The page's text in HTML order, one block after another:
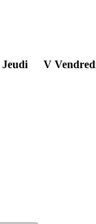
Jeudi V